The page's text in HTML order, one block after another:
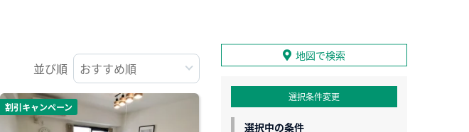
並び順
割引キャンペーン
地図で検索
選択条件変更
選択中の条件